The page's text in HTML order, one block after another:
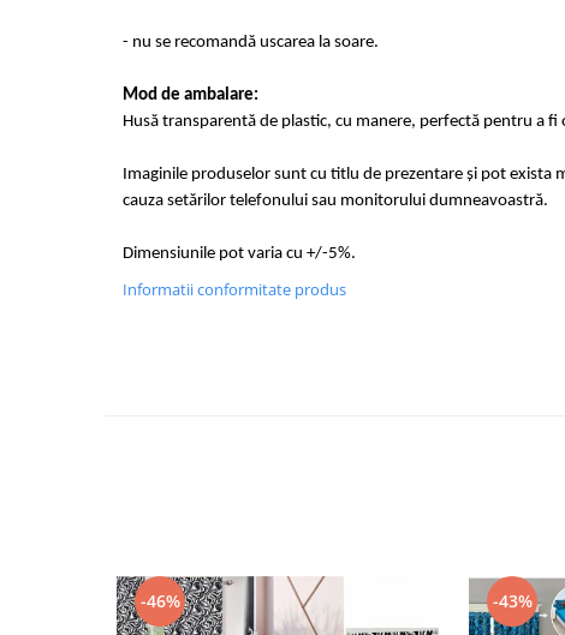
- nu se recomandă uscarea la soare.
Mod de ambalare:
Husă transparentă de plastic, cu manere, perfectă pentru a fi
Imaginile produselor sunt cu titlu de prezentare și pot exista
cauza setărilor telefonului sau monitorului dumneavoastră.
Dimensiunile pot varia cu +/-5%.
Informatii conformitate produs
-46% -43%